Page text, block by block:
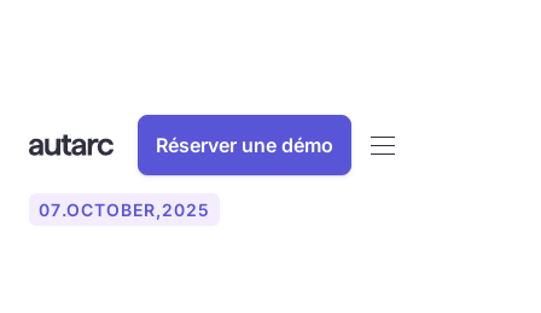
Réserver une démo
07.OCTOBER,2025